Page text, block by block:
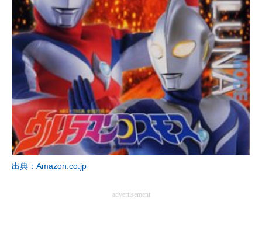
企業ITのトレンドを詳説
経営リーダーのコミュニティ
マーケ×ITの今がよく分かる
ITエンジニア向け専門サイト
企業向けIT製品の総合サイト
IT製品の技術・比較・事例
製造業のIT導入・活用を支援
モノづくり技術者専門サイト
出典：Amazon.co.jp
advertisement